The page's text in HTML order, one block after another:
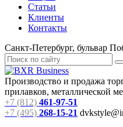
Статьи
Клиенты
Контакты
Санкт-Петербург, бульвар
Производство и продажа
прилавков, металлической
+7 (812) 461-97-51
+7 (495) 268-15-21